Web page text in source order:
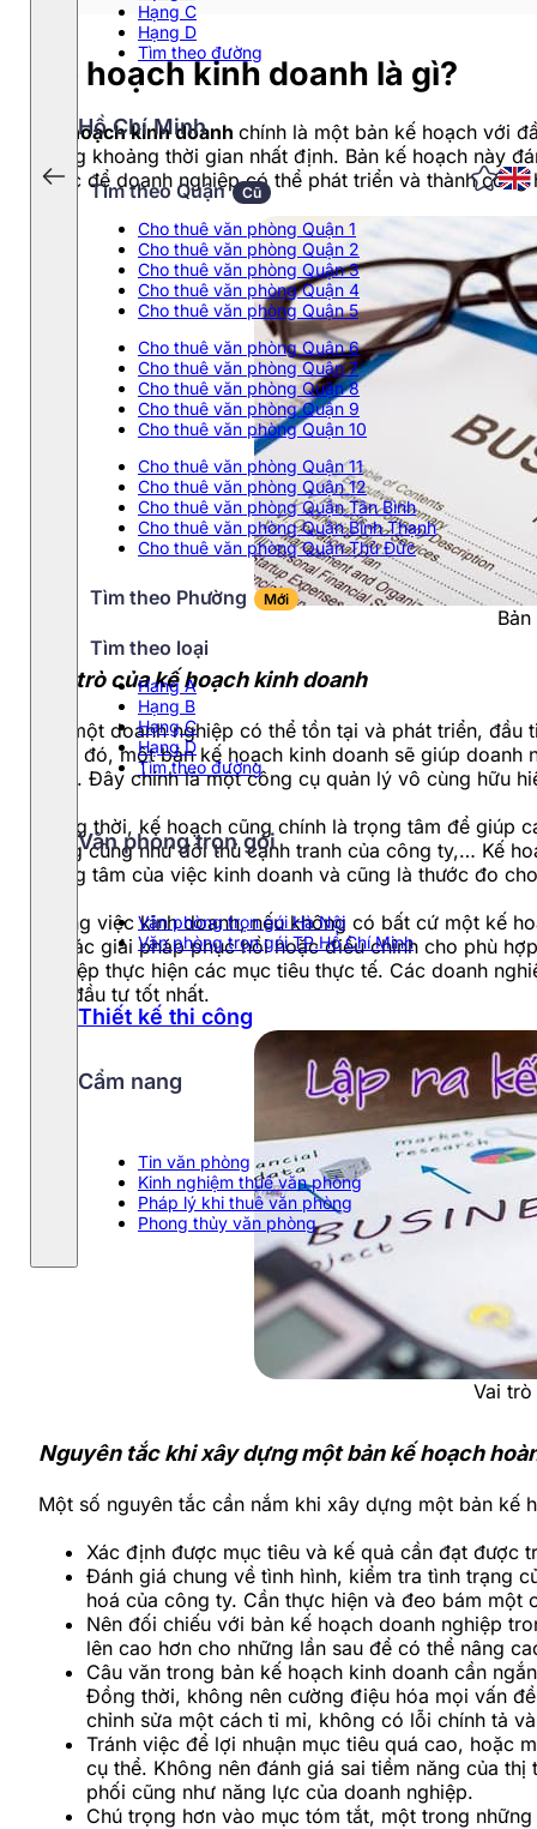
Hạng C
Hạng D
Tìm theo đường
Hồ Chí Minh
Tìm theo Quận Cũ
Cho thuê văn phòng Quận 1
Cho thuê văn phòng Quận 2
Cho thuê văn phòng Quận 3
Cho thuê văn phòng Quận 4
Cho thuê văn phòng Quận 5
Cho thuê văn phòng Quận 6
Cho thuê văn phòng Quận 7
Cho thuê văn phòng Quận 8
Cho thuê văn phòng Quận 9
Cho thuê văn phòng Quận 10
Cho thuê văn phòng Quận 11
Cho thuê văn phòng Quận 12
Cho thuê văn phòng Quận Tân Bình
Cho thuê văn phòng Quận Bình Thạnh
Cho thuê văn phòng Quận Thủ Đức
Tìm theo Phường Mới
Tìm theo loại
Hang A
Hạng B
Hạng C
Hạng D
Tìm theo đường
Văn phòng trọn gói
Văn phòng trọn gói Hà Nội
Văn phòng trọn gói TP.Hồ Chí Minh
Thiết kế thi công
Cẩm nang
Tin văn phòng
Kinh nghiệm thuê văn phòng
Pháp lý khi thuê văn phòng
Phong thủy văn phòng
Kế hoạch kinh doanh là gì?
Kế hoạch kinh doanh chính là một bản kế hoạch với
trong khoảng thời gian nhất định. Bản kế hoạch này
khác để doanh nghiệp có thể phát triển và thành
Vai trò của kế hoạch kinh doanh
Để một doanh nghiệp có thể tồn tại và phát triển,
điều đó, một bản kế hoạch kinh doanh sẽ giúp
nhất. Đây chính là một công cụ quản lý vô cùng hữu
Đồng thời, kế hoạch cũng chính là trọng tâm để giúp
hàng cũng như đối thủ cạnh tranh của công ty,… Kế
trọng tâm của việc kinh doanh và cũng là thước đo
Trong việc kinh doanh, nếu không có bất cứ một kế
ra các giải pháp phục hồi hoặc điều chỉnh cho phù
nghiệp thực hiện các mục tiêu thực tế. Các doanh
hội đầu tư tốt nhất.
Vai
Nguyên tắc khi xây dựng một bản kế hoạch
Một số nguyên tắc cần nắm khi xây dựng một bản kế
Xác định được mục tiêu và kế quả cần đạt được
Đánh giá chung về tình hình, kiểm tra tình trạng
hoá của công ty. Cần thực hiện và đeo bám
Nên đối chiếu với bản kế hoạch doanh nghiệp
lên cao hơn cho những lần sau để có thể nâng
Câu văn trong bản kế hoạch kinh doanh cần
Đồng thời, không nên cường điệu hóa mọi vấn
chỉnh sửa một cách tỉ mỉ, không có lỗi chính tả
Tránh việc để lợi nhuận mục tiêu quá cao, hoặc
cụ thể. Không nên đánh giá sai tiềm năng của
phối cũng như năng lực của doanh nghiệp.
Chú trọng hơn vào mục tóm tắt, một trong